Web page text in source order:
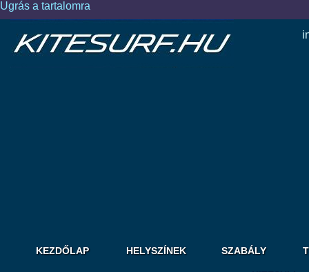
Ugrás a tartalomra
KEZDŐLAP HELYSZÍNEK SZABÁLY